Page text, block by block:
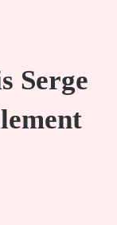
Serge